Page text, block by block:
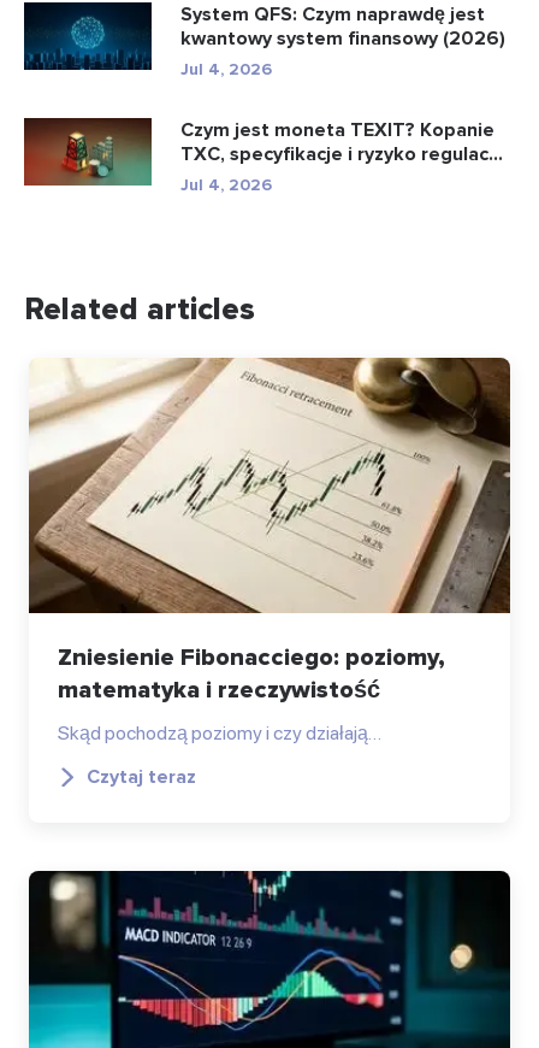
System QFS: Czym naprawdę jest
kwantowy system finansowy (2026)
Jul 4, 2026
Czym jest moneta TEXIT? Kopanie
TXC, specyfikacje i ryzyko regulac...
Jul 4, 2026
Related articles
Zniesienie Fibonacciego: poziomy,
matematyka i rzeczywistość
Skąd pochodzą poziomy i czy działają…
Czytaj teraz